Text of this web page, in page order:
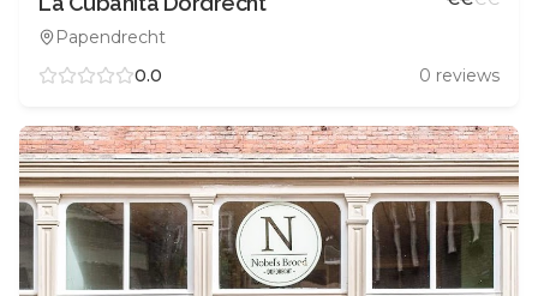
Papendrecht
0.0 0 reviews